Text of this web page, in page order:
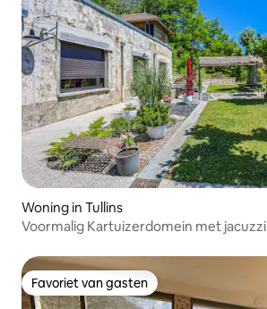
Woning in Tullins
Voormalig Kartuizerdomein met jacuzzi
Favoriet van gasten
Favoriet van gasten